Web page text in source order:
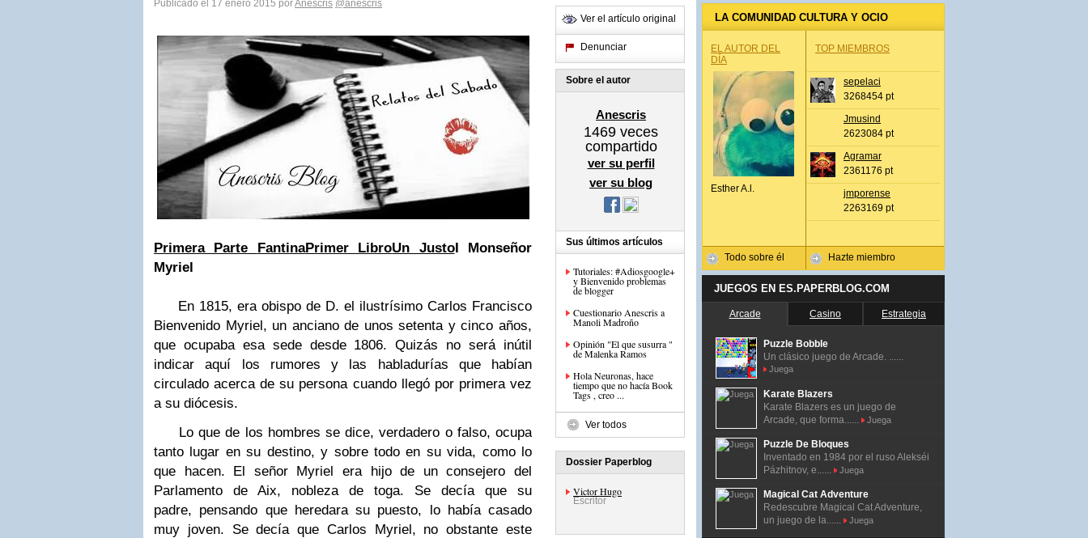
Publicado el 17 enero 2015 porAnescris @anescris
Primera Parte FantinaPrimer LibroUn JustoI Monseñor
Myriel
En 1815, era obispo de D. el ilustrísimo Carlos Francisco
Bienvenido Myriel, un anciano de unos setenta y cinco años,
que ocupaba esa sede desde 1806. Quizás no será inútil
indicar aquí los rumores y las habladurías que habían
circuladoacerca de su persona cuando llegó por primera vez
a su diócesis.
Lo que de los hombres se dice, verdadero o falso, ocupa
tanto lugar en su destino, y sobre todo en su vida, como lo
que hacen. El señor Myriel era hijo de unconsejero del
Parlamento de Aix, nobleza de toga. Se decía que su
padre, pensando que heredara su puesto, lo había casado
muy joven. Se decía que Carlos Myriel, no obstante este
Ver el artículo original
Denunciar
Sobre el autor
Anescris
1469 veces
compartido
ver su perfil
ver su blog
Sus últimos artículos
Tutoriales: #Adiosgoogle+
y Bienvenido problemas
de blogger
Cuestionario Anescris a
Manoli Madroño
Opinión "El que susurra "
de Malenka Ramos
Hola Neuronas, hace
tiempo que no hacía Book
Tags , creo ...
Ver todos
Dossier Paperblog
Victor Hugo
Escritor
LA COMUNIDAD CULTURA Y OCIO
EL AUTOR DEL
DÍA
Esther A.l.
Todo sobre él
TOP MIEMBROS
sepelaci
3268454 pt
Jmusind
2623084 pt
Agramar
2361176 pt
jmporense
2263169 pt
Hazte miembro
JUEGOS EN ES.PAPERBLOG.COM
Arcade Casino Estrategia
Puzzle Bobble
Un clásico juego de Arcade. ......
Juega
Karate Blazers
Karate Blazers es un juego de
Arcade, que forma......
Juega
Puzzle De Bloques
Inventado en 1984 por el ruso Alekséi
Pázhitnov, e......
Juega
Magical Cat Adventure
Redescubre Magical Cat Adventure,
un juego de la......
Juega